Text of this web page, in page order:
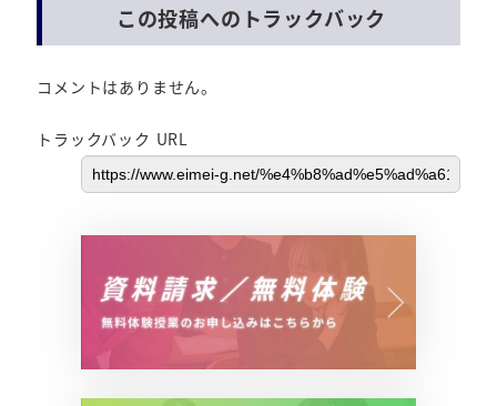
この投稿へのトラックバック
コメントはありません。
トラックバック URL